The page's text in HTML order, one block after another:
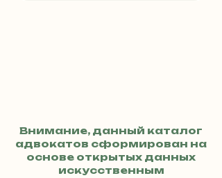
Внимание, данный каталог
адвокатов сформирован на
основе открытых данных
искусственным